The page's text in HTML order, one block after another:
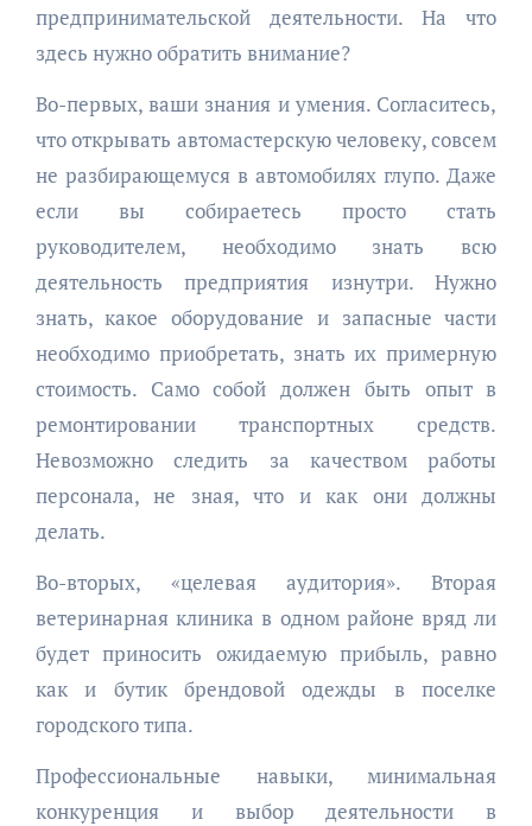
предпринимательской деятельности. На что
здесь нужно обратить внимание?
Во-первых, ваши знания и умения. Согласитесь,
что открывать автомастерскую человеку, совсем
не разбирающемуся в автомобилях глупо. Даже
если вы собираетесь просто стать
руководителем, необходимо знать всю
деятельность предприятия изнутри. Нужно
знать, какое оборудование и запасные части
необходимо приобретать, знать их примерную
стоимость. Само собой должен быть опыт в
ремонтировании транспортных средств.
Невозможно следить за качеством работы
персонала, не зная, что и как они должны
делать.
Во-вторых, «целевая аудитория». Вторая
ветеринарная клиника в одном районе вряд ли
будет приносить ожидаемую прибыль, равно
как и бутик брендовой одежды в поселке
городского типа.
Профессиональные навыки, минимальная
конкуренция и выбор деятельности в